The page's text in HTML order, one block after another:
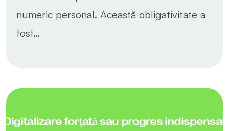
numeric personal. Această obligativitate a
fost…